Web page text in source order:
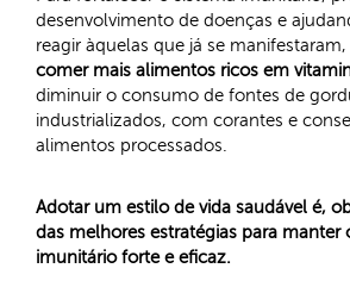
desenvolvimento de doenças e
reagir àquelas que já se
comer mais alimentos ricos em
diminuir o consumo de fontes de
industrializados, com corantes e
alimentos processados.
Adotar um estilo de vida saudável é,
das melhores estratégias para manter
imunitário forte e eficaz.